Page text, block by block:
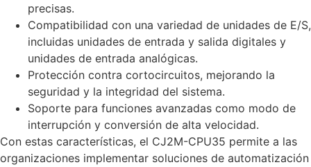
precisas.
Compatibilidad con una variedad de unidades de E/S,
incluidas unidades de entrada y salida digitales y
unidades de entrada analógicas.
Protección contra cortocircuitos, mejorando la
seguridad y la integridad del sistema.
Soporte para funciones avanzadas como modo de
interrupción y conversión de alta velocidad.
Con estas características, el CJ2M-CPU35 permite a las
organizaciones implementar soluciones de automatización